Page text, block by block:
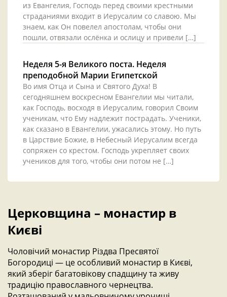
из Евангелия, Господь перед своими крестными
страданиями входит в Иерусалим со славою. Мы
знаем, как Он повелел апостолам, чтобы они
пошли, отвязали ослёнка и ослицу и привели […]
Неделя 5-я Великого поста. Неделя
преподобной Марии Египетской
Во имя Отца и Сына и Святого Духа! В
сегодняшнем воскресном Евангелии мы читали,
как Господь, восходя в Иерусалим, говорил Своим
ученикам, что Ему надлежит пострадать. Ученики,
как сказано в Евангелии, ужасались этому. Но путь
в Царствие Божие, в Небесный Иерусалим всегда
сопряжен со крестом. Господь укрепляет своих
учеников для того, чтобы они потом не […]
Церковщина – монастир в
Києві
Чоловічий монастир Різдва Пресвятої
Богородиці — це особливий монастир в Києві,
який зберіг багатовікову спадщину та живу
традицію православного чернецтва.